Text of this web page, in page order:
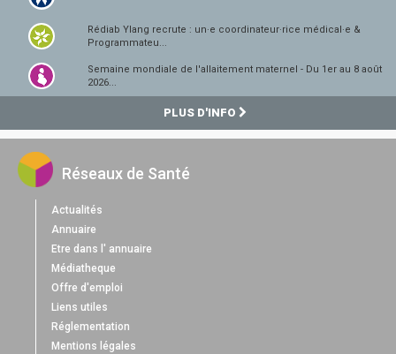
Rédiab Ylang recrute : un·e coordinateur·rice médical·e &
Programmateu...
Semaine mondiale de l'allaitement maternel - Du 1er au 8 août
2026...
PLUS D'INFO
Réseaux de Santé
Actualités
Annuaire
Etre dans l' annuaire
Médiatheque
Offre d'emploi
Liens utiles
Réglementation
Mentions légales